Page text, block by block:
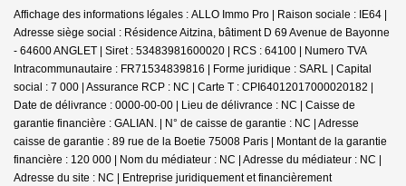
Affichage des informations légales : ALLO Immo Pro | Raison sociale : IE64 |
Adresse siège social : Résidence Aitzina, bâtiment D 69 Avenue de Bayonne
- 64600 ANGLET | Siret : 53483981600020 | RCS : 64100 | Numero TVA
Intracommunautaire : FR71534839816 | Forme juridique : SARL | Capital
social : 7 000 | Assurance RCP : NC | Carte T : CPI64012017000020182 |
Date de délivrance : 0000-00-00 | Lieu de délivrance : NC | Caisse de
garantie financière : GALIAN. | N° de caisse de garantie : NC | Adresse
caisse de garantie : 89 rue de la Boetie 75008 Paris | Montant de la garantie
financière : 120 000 | Nom du médiateur : NC | Adresse du médiateur : NC |
Adresse du site : NC |
Entreprise juridiquement et financièrement